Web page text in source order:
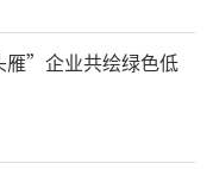
”企业共绘绿色低